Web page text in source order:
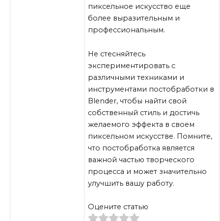
пиксельное искусство еще
более выразительным и
профессиональным.
Не стесняйтесь
экспериментировать с
различными техниками и
инструментами постобработки в
Blender, чтобы найти свой
собственный стиль и достичь
желаемого эффекта в своем
пиксельном искусстве. Помните,
что постобработка является
важной частью творческого
процесса и может значительно
улучшить вашу работу.
Оцените статью